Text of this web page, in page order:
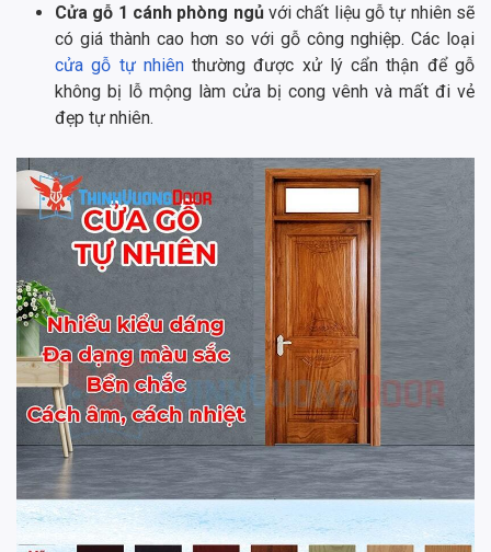
Cửa gỗ 1 cánh phòng ngủvới chất liệu gỗ tự nhiên sẽ
có giá thành cao hơn so với gỗ công nghiệp. Các loại
cửa gỗ tự nhiênthường được xử lý cẩn thận để gỗ
không bị lỗ mộng làm cửa bị cong vênh và mất đi vẻ
đẹp tự nhiên.